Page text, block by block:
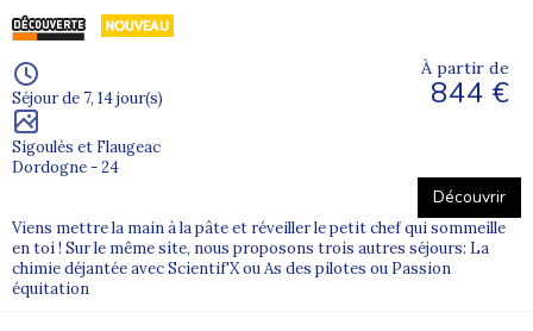
Séjour de 7, 14 jour(s)
Sigoulès et Flaugeac
Dordogne - 24
À partir de
844 €
Découvrir
Viens mettre la main à la pâte et réveiller le petit chef qui sommeille
en toi ! Sur le même site, nous proposons trois autres séjours: La
chimie déjantée avec Scientif'X ou As des pilotes ou Passion
équitation